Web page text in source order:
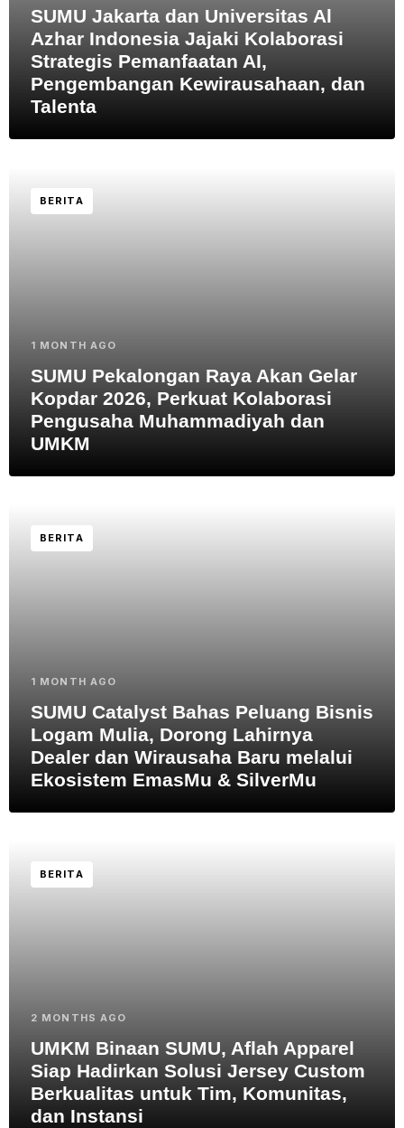
SUMU Jakarta dan Universitas Al
Azhar Indonesia Jajaki Kolaborasi
Strategis Pemanfaatan AI,
Pengembangan Kewirausahaan, dan
Talenta
BERITA
1 MONTH AGO
SUMU Pekalongan Raya Akan Gelar
Kopdar 2026, Perkuat Kolaborasi
Pengusaha Muhammadiyah dan
UMKM
BERITA
1 MONTH AGO
SUMU Catalyst Bahas Peluang Bisnis
Logam Mulia, Dorong Lahirnya
Dealer dan Wirausaha Baru melalui
Ekosistem EmasMu & SilverMu
BERITA
2 MONTHS AGO
UMKM Binaan SUMU, Aflah Apparel
Siap Hadirkan Solusi Jersey Custom
Berkualitas untuk Tim, Komunitas,
dan Instansi